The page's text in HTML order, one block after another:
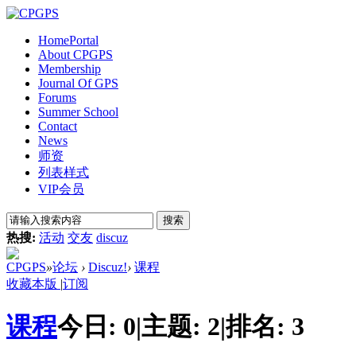
HomePortal
About CPGPS
Membership
Journal Of GPS
Forums
Summer School
Contact
News
师资
列表样式
VIP会员
搜索
热搜: 活动 交友 discuz
CPGPS»论坛 › Discuz!› 课程
收藏本版 |订阅
课程今日: 0|主题: 2|排名: 3